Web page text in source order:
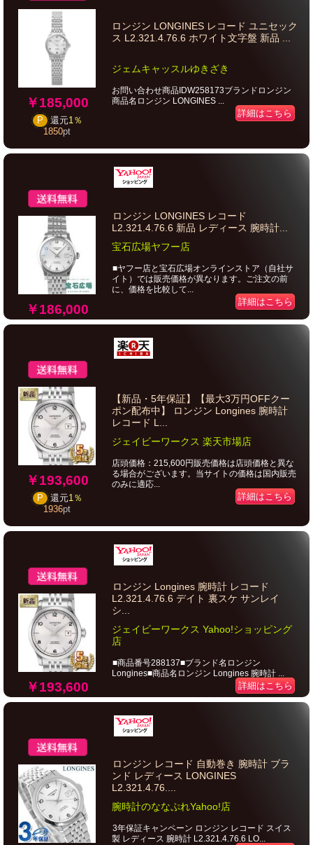
￥185,000
P 還元1％
1850pt
ロンジン LONGINES レコード ユニセック
ス L2.321.4.76.6 ホワイト文字盤 新品 ...
ジェムキャッスルゆきざき
お問い合わせ商品IDW258173ブランドロンジン
商品名ロンジン LONGINES ...
詳細はこちら
￥186,000
ロンジン LONGINES レコード
L2.321.4.76.6 新品 レディース 腕時計...
宝石広場ヤフー店
■ヤフー店と宝石広場オンラインストア（自社サ
イト）では販売価格が異なります。ご注文の前
に、価格を比較して...
詳細はこちら
￥193,600
P 還元1％
1936pt
【新品・5年保証】【最大3万円OFFクー
ポン配布中】 ロンジン Longines 腕時計
レコード L...
ジェイビーワークス 楽天市場店
店頭価格：215,600円販売価格は店頭価格と異な
る場合がございます。当サイトの価格は国内販売
のみに適応...
詳細はこちら
￥193,600
ロンジン Longines 腕時計 レコード
L2.321.4.76.6 デイト 裏スケ サンレイ
シ...
ジェイビーワークス Yahoo!ショッピング
店
■商品番号288137■ブランド名ロンジン
Longines■商品名ロンジン Longines 腕時計 ...
詳細はこちら
ロンジン レコード 自動巻き 腕時計 ブラ
ンド レディース LONGINES
L2.321.4.76....
腕時計のななぷれYahoo!店
3年保証キャンペーン ロンジン レコード スイス
製 レディース 腕時計 L2.321.4.76.6 LO...